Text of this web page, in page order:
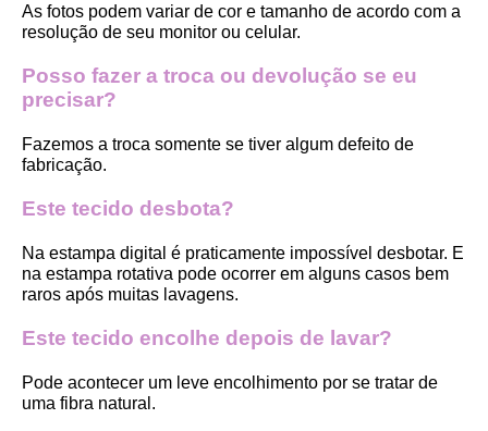
As fotos podem variar de cor e tamanho de acordo com a
resolução de seu monitor ou celular.
Posso fazer a troca ou devolução se eu
precisar?
Fazemos a troca somente se tiver algum defeito de
fabricação.
Este tecido desbota?
Na estampa digital é praticamente impossível desbotar. E
na estampa rotativa pode ocorrer em alguns casos bem
raros após muitas lavagens.
Este tecido encolhe depois de lavar?
Pode acontecer um leve encolhimento por se tratar de
uma fibra natural.